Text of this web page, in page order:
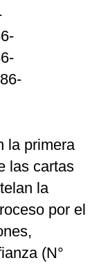
la primera
las cartas
la
por el
(N°